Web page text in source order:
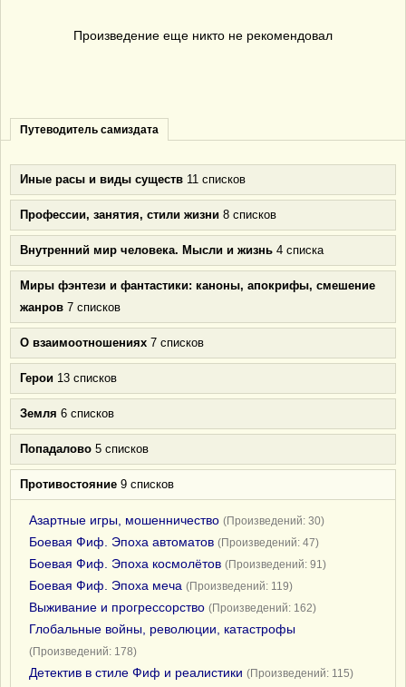
Произведение еще никто не рекомендовал
Путеводитель самиздата
Иные расы и виды существ 11 списков
Профессии, занятия, стили жизни 8 списков
Внутренний мир человека. Мысли и жизнь 4 списка
Миры фэнтези и фантастики: каноны, апокрифы, смешение
жанров 7 списков
О взаимоотношениях 7 списков
Герои 13 списков
Земля 6 списков
Попадалово 5 списков
Противостояние 9 списков
Азартные игры, мошенничество (Произведений: 30)
Боевая Фиф. Эпоха автоматов (Произведений: 47)
Боевая Фиф. Эпоха космолётов (Произведений: 91)
Боевая Фиф. Эпоха меча (Произведений: 119)
Выживание и прогрессорство (Произведений: 162)
Глобальные войны, революции, катастрофы
(Произведений: 178)
Детектив в стиле Фиф и реалистики (Произведений: 115)